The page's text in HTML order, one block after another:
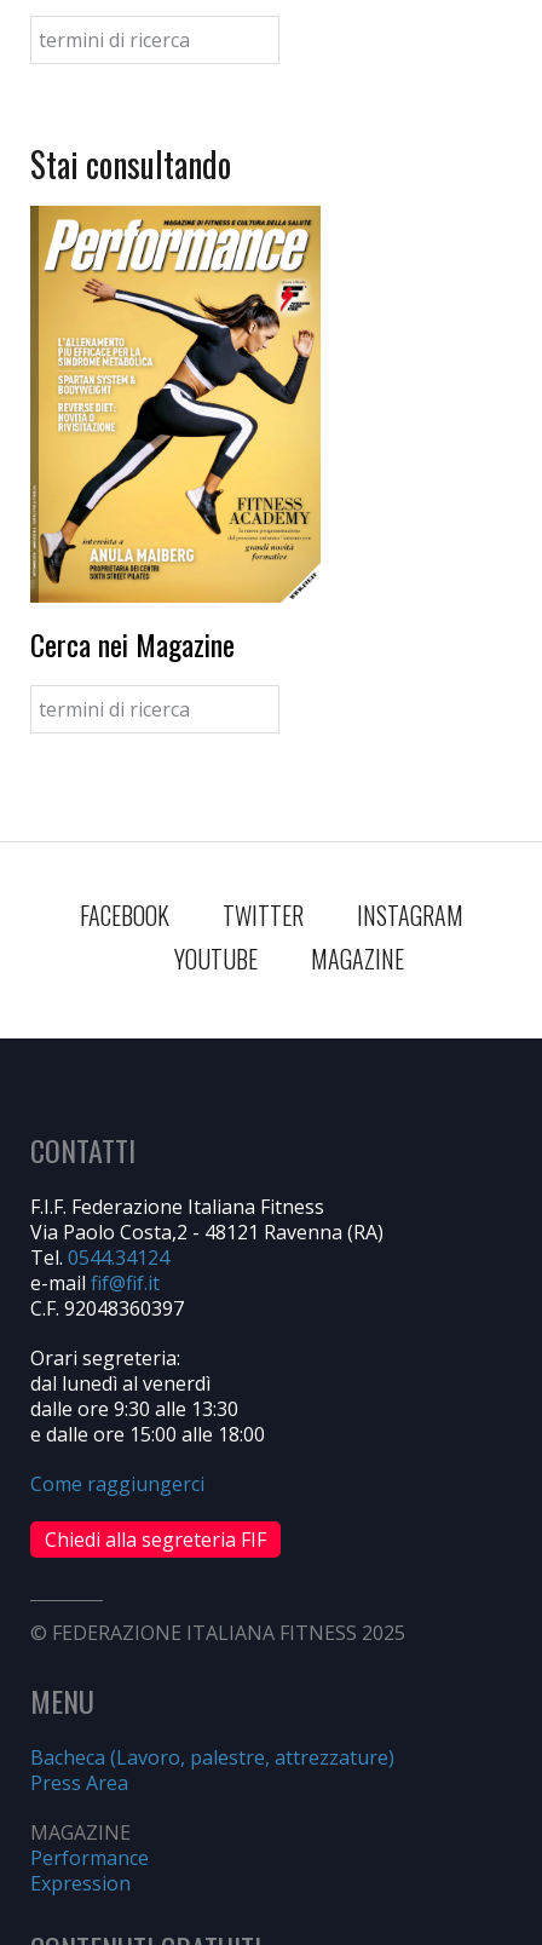
Stai consultando
Cerca nei Magazine
FACEBOOK TWITTER
INSTAGRAM
YOUTUBE
MAGAZINE
CONTATTI
F.I.F. Federazione Italiana Fitness
Via Paolo Costa,2 - 48121 Ravenna (RA)
Tel. 0544.34124
e-mail
C.F. 92048360397
Orari segreteria:
dal lunedì al venerdì
dalle ore 9:30 alle 13:30
e dalle ore 15:00 alle 18:00
Come raggiungerci
Chiedi alla segreteria FIF
© FEDERAZIONE ITALIANA FITNESS 2025
MENU
Bacheca (Lavoro, palestre, attrezzature)
Press Area
MAGAZINE
Performance
Expression